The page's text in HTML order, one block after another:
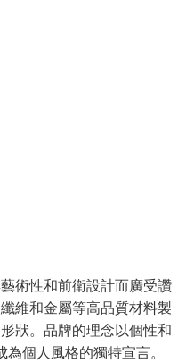
術性和前衛設計而廣受讚
維和金屬等高品質材料製
狀。品牌的理念以個性和
個人風格的獨特宣言。